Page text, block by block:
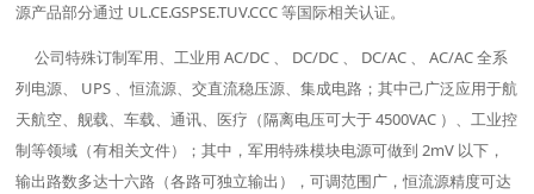
源产品部分通过 UL.CE.GSPSE.TUV.CCC 等国际相关认证。
公司特殊订制军用、工业用 AC/DC 、 DC/DC 、 DC/AC 、 AC/AC 全系
列电源、 UPS 、恒流源、交直流稳压源、集成电路；其中己广泛应用于航
天航空、舰载、车载、通讯、医疗（隔离电压可大于 4500VAC ）、工业控
制等领域（有相关文件）；其中，军用特殊模块电源可做到 2mV 以下，
输出路数多达十六路（各路可独立输出），可调范围广，恒流源精度可达